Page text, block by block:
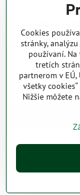
Obchodné
Naše obchodné
Vašej zakázky
V prípade, že
zľavy z minulosti,
Predvoľby
Cookies
stránky,
používaní.
tretích
partnerom v
všetky
Nižšie môžete